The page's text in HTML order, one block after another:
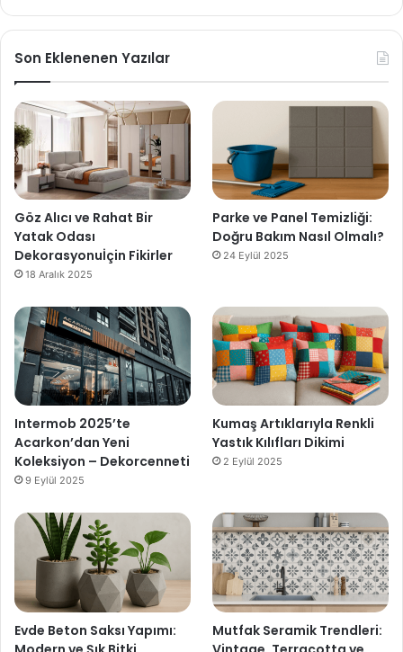
Son Eklenenen Yazılar
Göz Alıcı ve Rahat Bir
Yatak Odası
Dekorasyonuİçin Fikirler
18 Aralık 2025
Parke ve Panel Temizliği:
Doğru Bakım Nasıl Olmalı?
24 Eylül 2025
Intermob 2025’te
Acarkon’dan Yeni
Koleksiyon – Dekorcenneti
9 Eylül 2025
Kumaş Artıklarıyla Renkli
Yastık Kılıfları Dikimi
2 Eylül 2025
Evde Beton Saksı Yapımı:
Mutfak Seramik Trendleri: